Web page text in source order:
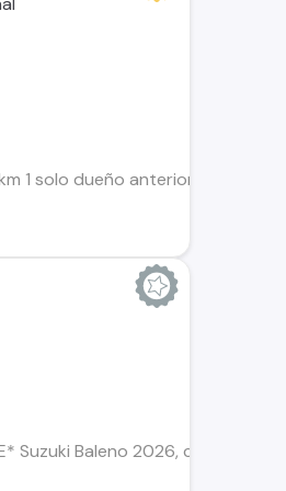
1 solo dueño anterior Motor
Suzuki Baleno 2026, caja